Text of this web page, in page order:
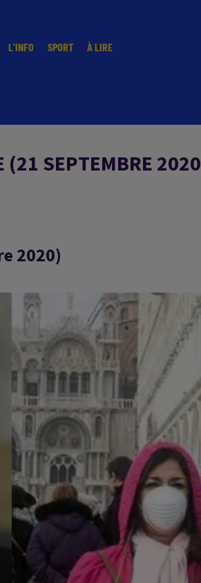
L'INFO SPORT À LIRE
(21 SEPTEMBRE
2020)